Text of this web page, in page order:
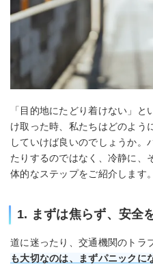
「目的地にたどり着けない」
け取った時、私たちはどのよう
していけば良いのでしょうか。
たりするのではなく、冷静に、
体的なステップをご紹介します。
1. まずは焦らず、安全
道に迷ったり、交通機関のトラ
も大切なのは、まずパニックに